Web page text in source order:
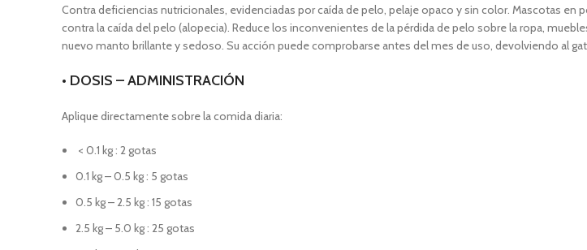
Contra deficiencias nutricionales, evidenciadas por caída de pelo, pelaje opaco y sin color. Mascotas
contra la caída del pelo (alopecia). Reduce los inconvenientes de la pérdida de pelo sobre la ropa,
nuevo manto brillante y sedoso. Su acción puede comprobarse antes del mes de uso, devolviendo al
• DOSIS – ADMINISTRACIÓN
Aplique directamente sobre la comida diaria:
< 0.1 kg : 2 gotas
0.1 kg – 0.5 kg : 5 gotas
0.5 kg – 2.5 kg : 15 gotas
2.5 kg – 5.0 kg : 25 gotas